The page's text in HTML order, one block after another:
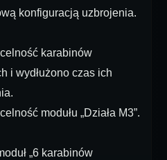
konfiguracją uzbrojenia.
karabinów
i wydłużono czas ich
modułu „Działa M3”.
„6 karabinów